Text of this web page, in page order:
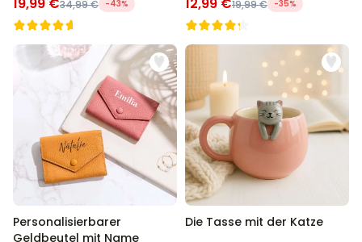
34,99 € -43% 19,99 € -35%
Personalisierbarer
Geldbeutel mit Name
Die Tasse mit der Katze